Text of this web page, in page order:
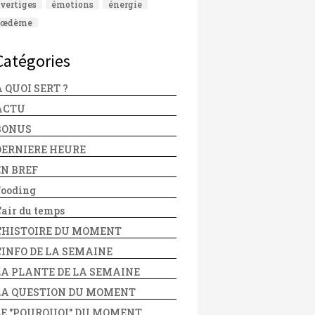
vertiges émotions
énergie
œdème
QUOI SERT ?
HEURE
BREF
du temps
DU MOMENT
DE LA SEMAINE
PLANTE DE LA SEMAINE
QUESTION DU MOMENT